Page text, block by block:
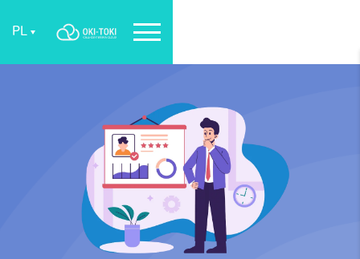
PL